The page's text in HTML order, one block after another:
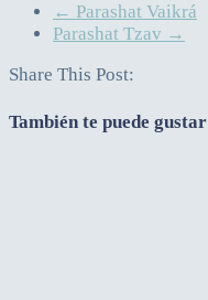
← Parashat Vaikrá
Parashat Tzav →
Share This Post:
También te puede gustar